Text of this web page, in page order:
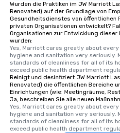
Wurden die Praktiken im JW Marriott
Renovated) auf der Grundlage von
Gesundheitsdienstes von öffentlichen
privaten Organisationen entwickelt?
Organisationen zur Entwicklung dieser
wurden:
Yes, Marriott cares greatly about
hygiene and sanitation very
standards of cleanliness for all of its
exceed public health department
Reinigt und desinfiziert JW Marriott
Renovated) die öffentlichen Bereiche
Einrichtungen (wie: Meetingräume,
Ja, beschreiben Sie alle neuen
Yes, Marriott cares greatly about
hygiene and sanitation very
standards of cleanliness for all of its
exceed public health department